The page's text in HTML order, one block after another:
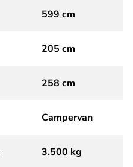
599 cm
205 cm
258 cm
Campervan
3.500 kg